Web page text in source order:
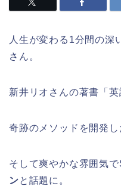
人生が変わる1分間の深
さん。
新井リオさんの著書「
奇跡のメソッドを開発し
そして爽やかな雰囲気
ンと話題に。